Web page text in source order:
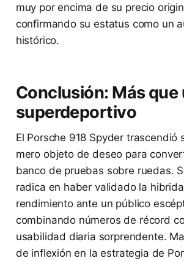
muy por encima de su precio
confirmando su estatus como un
histórico.
Conclusión: Más que
superdeportivo
El Porsche 918 Spyder trascendió
mero objeto de deseo para
banco de pruebas sobre ruedas.
radica en haber validado la
rendimiento ante un público
combinando números de récord
usabilidad diaria sorprendente.
de inflexión en la estrategia de